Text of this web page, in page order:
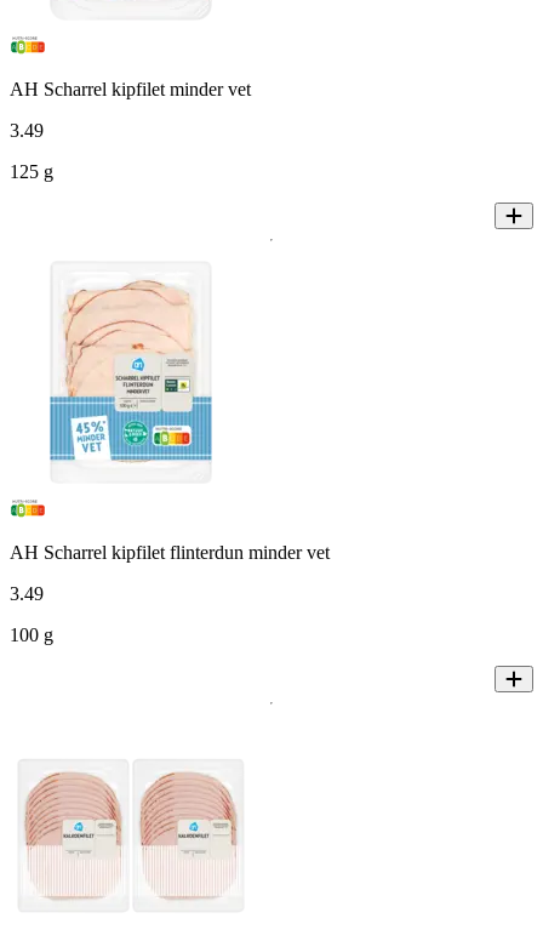
AH Scharrel kipfilet minder vet
3.49
125 g
AH Scharrel kipfilet flinterdun minder vet
3.49
100 g